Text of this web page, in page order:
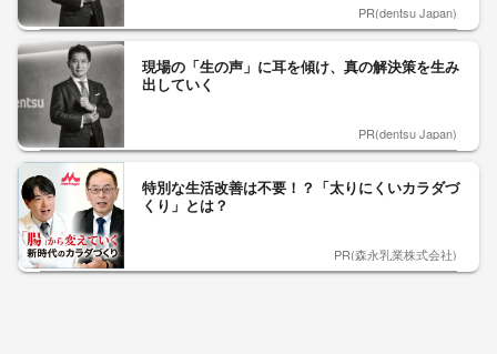
PR(dentsu Japan)
現場の「生の声」に耳を傾け、真の解決策を生み
出していく
PR(dentsu Japan)
特別な生活改善は不要！？「太りにくいカラダづ
くり」とは？
PR(森永乳業株式会社)